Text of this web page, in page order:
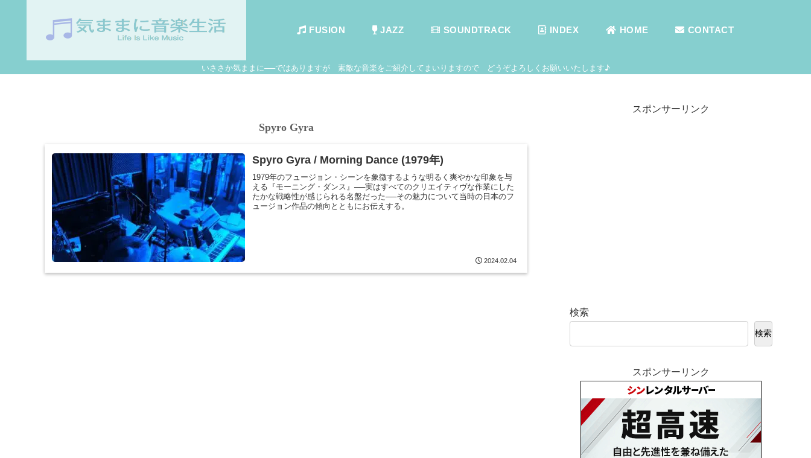
FUSION JAZZ SOUNDTRACK INDEX HOME CONTACT
いささか気ままに──ではありますが 素敵な音楽をご紹介してまいりますので どうぞよろしくお願いいたします♪
Spyro Gyra
Spyro Gyra / Morning Dance (1979年)
1979年のフュージョン・シーンを象徴するような明るく爽やかな印象を与
える『モーニング・ダンス』──実はすべてのクリエイティヴな作業にした
たかな戦略性が感じられる名盤だった──その魅力について当時の日本のフ
ュージョン作品の傾向とともにお伝えする。
2024.02.04
スポンサーリンク
検索
検索
スポンサーリンク